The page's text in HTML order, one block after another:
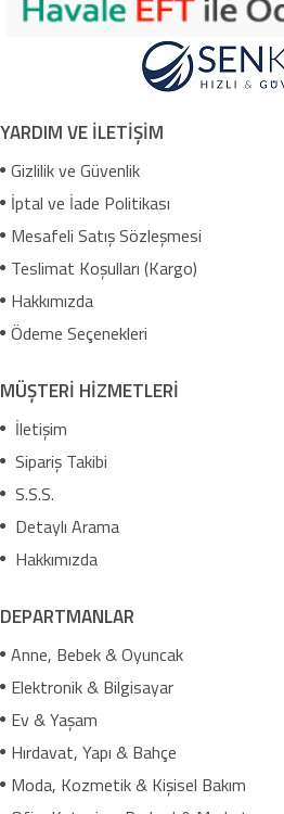
YARDIM VE İLETİŞİM
Gizlilik ve Güvenlik
İptal ve İade Politikası
Mesafeli Satış Sözleşmesi
Teslimat Koşulları (Kargo)
Hakkımızda
Ödeme Seçenekleri
MÜŞTERİ HİZMETLERİ
İletişim
Sipariş Takibi
S.S.S.
Detaylı Arama
Hakkımızda
DEPARTMANLAR
Anne, Bebek & Oyuncak
Elektronik & Bilgisayar
Ev & Yaşam
Hırdavat, Yapı & Bahçe
Moda, Kozmetik & Kişisel Bakım